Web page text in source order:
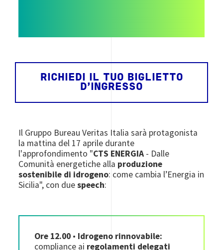
RICHIEDI IL TUO BIGLIETTO
D'INGRESSO
Il Gruppo Bureau Veritas Italia sarà protagonista
la mattina del 17 aprile durante
l'approfondimento "CTS ENERGIA - Dalle
Comunità energetiche alla produzione
sostenibile di idrogeno: come cambia l’Energia in
Sicilia", con duespeech:
Ore 12.00 • Idrogeno rinnovabile:
compliance ai regolamenti delegati